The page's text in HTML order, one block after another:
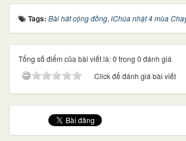
Tags: Bài hát cộng đồng,lChúa nhật 4 mùa
Tổng số điểm của bài viết là: 0 trong 0 đánh giá
Click để đánh giá bài viết